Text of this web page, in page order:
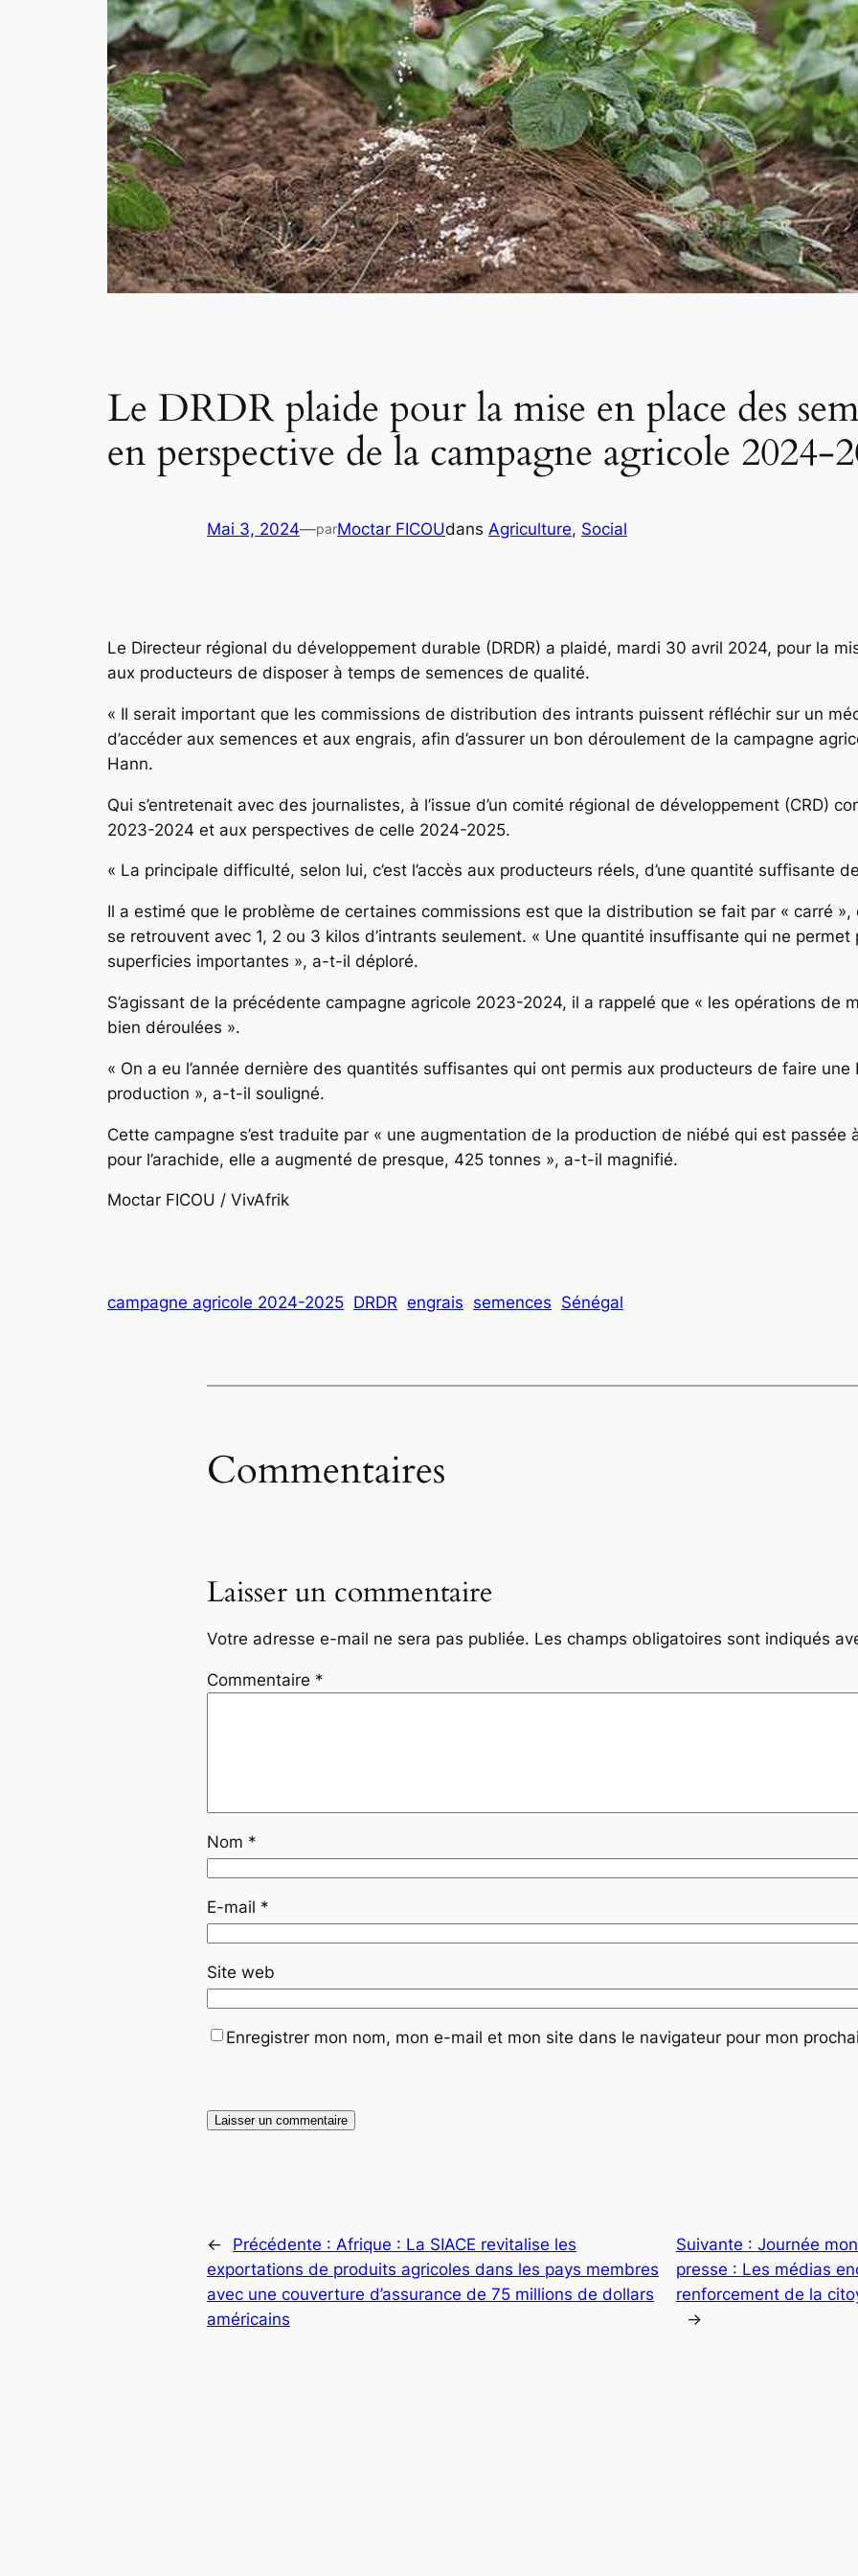
Le DRDR plaide pour la mise en place des
en perspective de la campagne agricole 2024-
Mai 3, 2024—parMoctar FICOUdans Agriculture, Social
Le Directeur régional du développement durable (DRDR) a plaidé, mardi 30 avril 2024, pour la
aux producteurs de disposer à temps de semences de qualité.
« Il serait important que les commissions de distribution des intrants puissent réfléchir sur un
d’accéder aux semences et aux engrais, afin d’assurer un bon déroulement de la campagne
Hann.
Qui s’entretenait avec des journalistes, à l’issue d’un comité régional de développement (CRD)
2023-2024 et aux perspectives de celle 2024-2025.
« La principale difficulté, selon lui, c’est l’accès aux producteurs réels, d’une quantité suffisante
Il a estimé que le problème de certaines commissions est que la distribution se fait par « carré
se retrouvent avec 1, 2 ou 3 kilos d’intrants seulement. « Une quantité insuffisante qui ne permet
superficies importantes », a-t-il déploré.
S’agissant de la précédente campagne agricole 2023-2024, il a rappelé que « les opérations de
bien déroulées ».
« On a eu l’année dernière des quantités suffisantes qui ont permis aux producteurs de faire
production », a-t-il souligné.
Cette campagne s’est traduite par « une augmentation de la production de niébé qui est
pour l’arachide, elle a augmenté de presque, 425 tonnes », a-t-il magnifié.
Moctar FICOU / VivAfrik
campagne agricole 2024-2025 DRDR engrais semences Sénégal
Commentaires
Laisser un commentaire
Votre adresse e-mail ne sera pas publiée. Les champs obligatoires sont indiqués
Commentaire *
Nom *
E-mail *
Site web
Enregistrer mon nom, mon e-mail et mon site dans le navigateur pour mon
← Précédente : Afrique : La SIACE revitalise les
exportations de produits agricoles dans les pays membres
avec une couverture d’assurance de 75 millions de dollars
américains
Suivante : Journée
presse : Les médias
renforcement de la
→